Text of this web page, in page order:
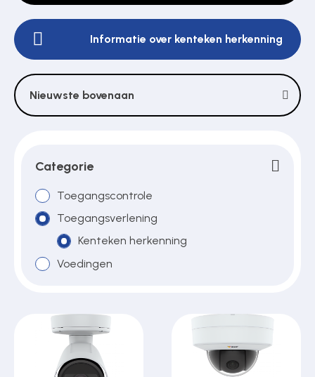
Pulsgevers
Sloten
Toegangscontrole
Toegangsverlening
Voedingen
Over ons
Contact
Informatie over kenteken herkenning
Nieuwste bovenaan
Categorie
Toegangscontrole
Toegangsverlening
Kenteken herkenning
Voedingen